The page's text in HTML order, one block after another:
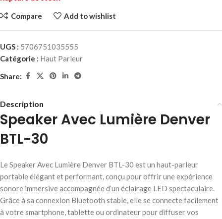
Compare Add to wishlist
UGS : 5706751035555
Catégorie : Haut Parleur
Share:
Description
Speaker Avec Lumière Denver
BTL-30
Le Speaker Avec Lumière Denver BTL-30 est un haut-parleur
portable élégant et performant, conçu pour offrir une expérience
sonore immersive accompagnée d’un éclairage LED spectaculaire.
Grâce à sa connexion Bluetooth stable, elle se connecte facilement
à votre smartphone, tablette ou ordinateur pour diffuser vos